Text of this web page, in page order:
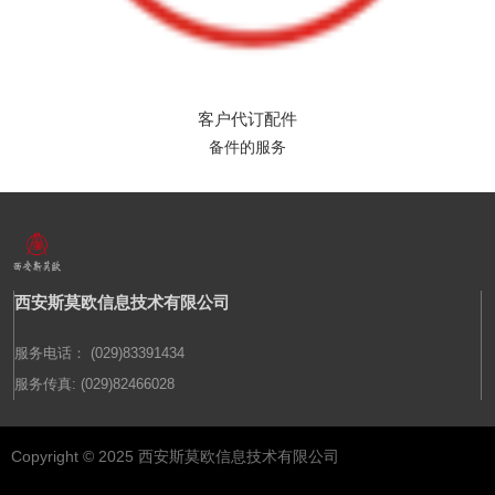
客户代订配件
备件的服务
西安斯莫欧信息技术有限公司
服务电话： (029)83391434
服务传真: (029)82466028
Copyright © 2025 西安斯莫欧信息技术有限公司